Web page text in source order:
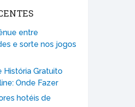
entre
e sorte nos jogos
História Gratuito
Onde Fazer
hotéis de